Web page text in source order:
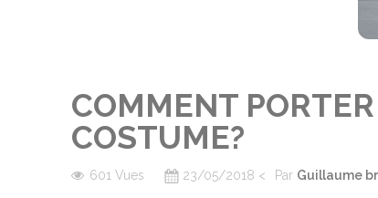
COMMENT
COSTUME?
601 Vues 23/05/2018 < Par Guillaume